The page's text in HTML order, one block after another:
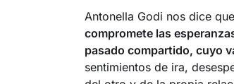
Antonella Godi nos dice que
compromete las
pasado compartido, cuyo
sentimientos de ira,